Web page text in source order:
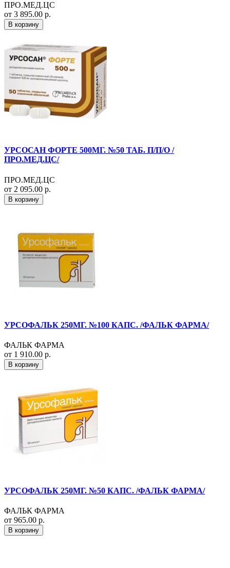
ПРО.МЕД.ЦС
от 3 895.00 р.
В корзину
УРСОСАН ФОРТЕ 500МГ. №50 ТАБ. П/П/О /
ПРО.МЕД.ЦС/
ПРО.МЕД.ЦС
от 2 095.00 р.
В корзину
УРСОФАЛЬК 250МГ. №100 КАПС. /ФАЛЬК ФАРМА/
ФАЛЬК ФАРМА
от 1 910.00 р.
В корзину
УРСОФАЛЬК 250МГ. №50 КАПС. /ФАЛЬК ФАРМА/
ФАЛЬК ФАРМА
от 965.00 р.
В корзину